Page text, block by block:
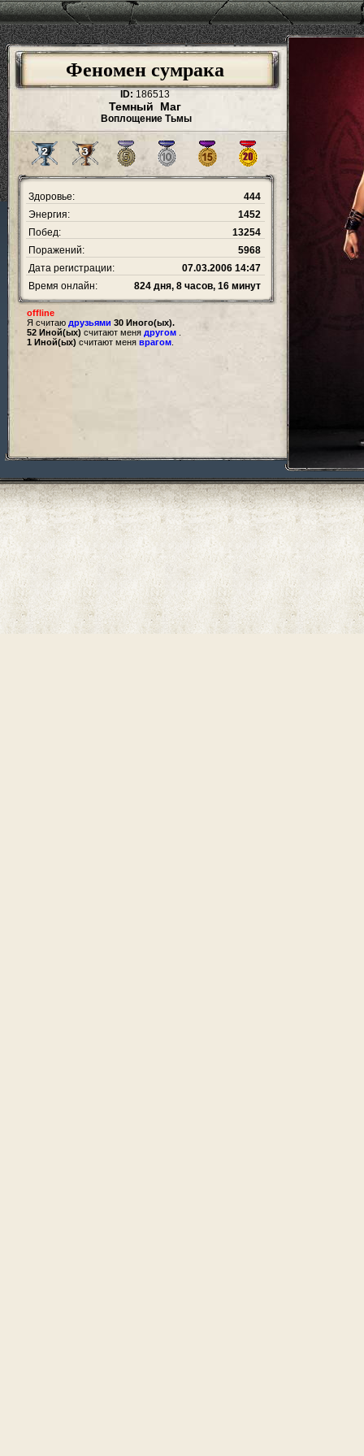
Феномен сумрака
ID: 186513
Темный Маг
Воплощение Тьмы
Здоровье:
444
Энергия:
1452
Побед:
13254
Поражений:
5968
Дата регистрации:
07.03.2006 14:47
Время онлайн:
824 дня, 8 часов, 16 минут
offline
Я считаю друзьями 30 Иного(ых).
52 Иной(ых) считают меня другом
1 Иной(ых) считают меня врагом